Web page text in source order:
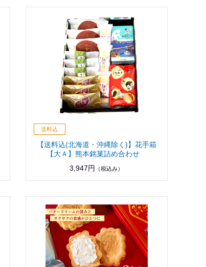
【送料込(北海道・沖縄除く)】花手箱
【大Ａ】熊本銘菓詰め合わせ
3,947円
（税込み）